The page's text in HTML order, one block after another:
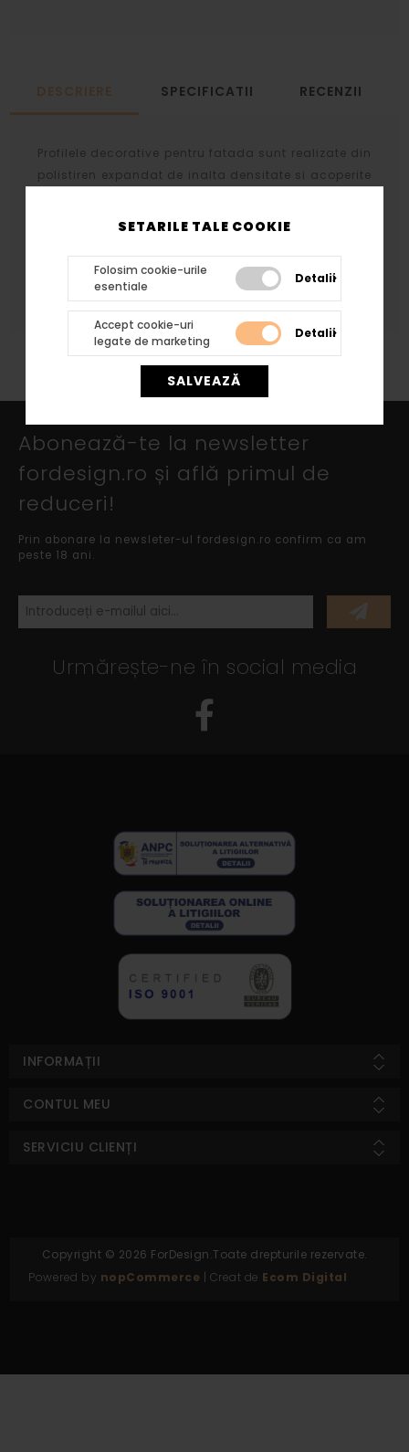
SETARILE TALE COOKIE
Folosim cookie-urile
esentiale
Detalii
Accept cookie-uri
legate de marketing
Detalii
SALVEAZĂ
DESCRIERE SPECIFICATII RECENZII
Profilele decorative pentru fatada sunt realizate din
polistiren expandat de inalta densitate si acoperite
acrilice, nisip cuartos si diversi lianti chimici.
atat profilelor cat si arcadelor, bazelor si
capitelelor rezultand acelasi tip de finisaj.
Abonează-te la newsletter
fordesign.ro și află primul de
reduceri!
Prin abonare la newsleter-ul fordesign.ro confirm ca am
peste 18 ani.
Urmărește-ne în social media
INFORMAȚII
CONTUL MEU
SERVICIU CLIENȚI
Copyright © 2026 ForDesign.Toate drepturile rezervate.
Powered by nopCommerce | Creat de Ecom Digital